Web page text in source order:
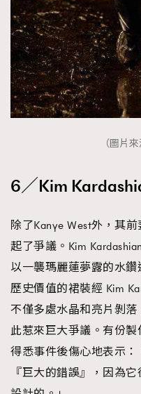
（圖片
6／Kim
除了Kanye West外，其
起了爭議。Kim
以一襲瑪麗蓮夢露的水
歷史價值的裙裝經 Kim
不僅多處水晶和亮片剝
此惹來巨大爭議。有份
得悉事件後傷心地表示
『巨大的錯誤』，因為